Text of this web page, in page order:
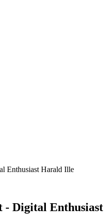
Enthusiast Harald Ille
- Digital Enthusiast